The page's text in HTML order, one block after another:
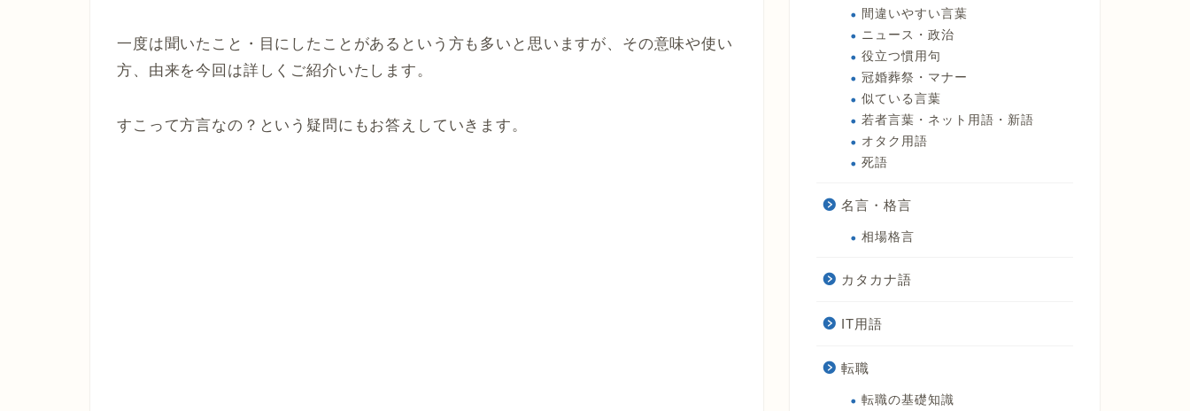
一度は聞いたこと・目にしたことがあるという方も多いと思いますが、その意味や使い
方、由来を今回は詳しくご紹介いたします。
すこって方言なの？という疑問にもお答えしていきます。
間違いやすい言葉
ニュース・政治
役立つ慣用句
冠婚葬祭・マナー
似ている言葉
若者言葉・ネット用語・新語
オタク用語
死語
名言・格言
相場格言
カタカナ語
IT用語
転職
転職の基礎知識